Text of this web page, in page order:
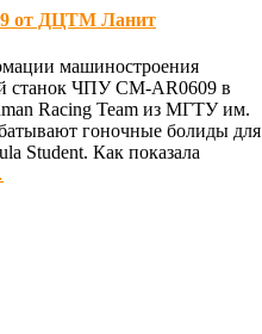
от ДЦТМ Ланит
машиностроения
станок ЧПУ CM-AR0609 в
Racing Team из МГТУ им.
гоночные болиды для
Student. Как показала